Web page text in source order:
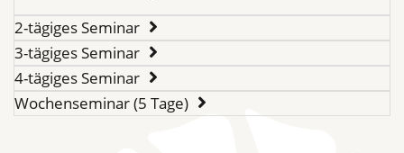
2-tägiges Seminar
3-tägiges Seminar
4-tägiges Seminar
Wochenseminar (5 Tage)